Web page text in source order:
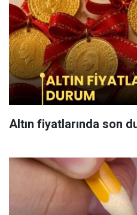
Altın fiyatlarında son